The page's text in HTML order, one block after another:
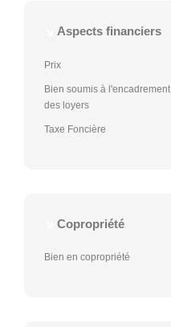
Aspects financiers
Prix
Bien soumis à l'encadrement
des loyers
Taxe Foncière
Copropriété
Bien en copropriété